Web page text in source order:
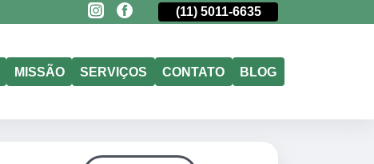
98177-4079 (11) 5011-6635
MISSÃO SERVIÇOS CONTATO BLOG